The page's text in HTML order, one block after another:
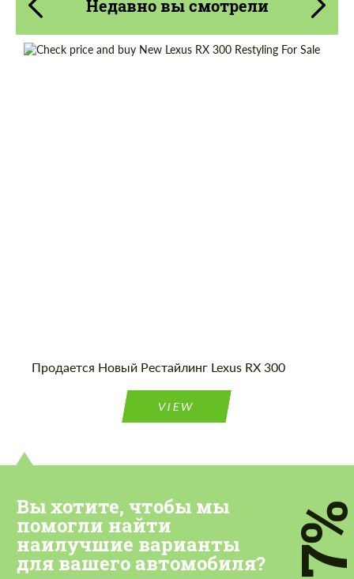
Недавно вы смотрели
Продается Новый Рестайлинг Lexus RX 300
VIEW
Вы хотите, чтобы мы
помогли найти
наилучшие варианты
для вашего автомобиля?